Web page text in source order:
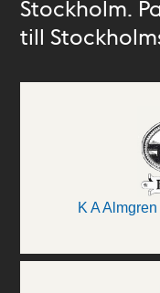
Stockholm.
till
K A